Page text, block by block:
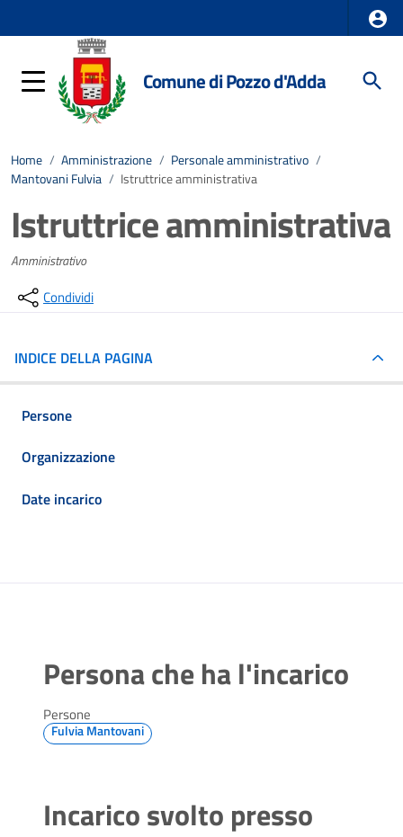
Comune di Pozzo d'Adda
Home / Amministrazione / Personale amministrativo /
Mantovani Fulvia / Istruttrice amministrativa
Istruttrice amministrativa
Amministrativo
Condividi
INDICE DELLA PAGINA
Persone
Organizzazione
Date incarico
Persona che ha l'incarico
Persone
Fulvia Mantovani
Incarico svolto presso